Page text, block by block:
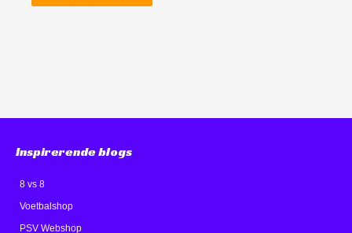
Inspirerende blogs
8 vs 8
Voetbalshop
PSV Webshop